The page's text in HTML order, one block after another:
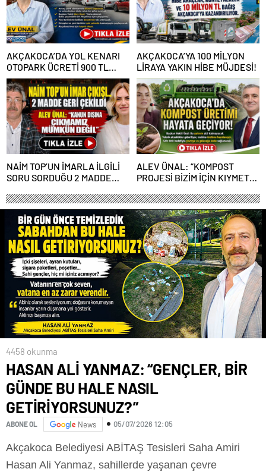
AKÇAKOCA’DA YOL KENARI
OTOPARK ÜCRETİ 900 TL
OLDU
AKÇAKOCA’YA 100 MİLYON
LİRAYA YAKIN HİBE MÜJDESİ!
NAİM TOP’UN İMARLA İLGİLİ
SORU SORDUĞU 2 MADDE
ALEV ÜNAL: “KOMPOST
PROJESİ BİZİM İÇİN KIYMETLİ,
4458 okunma
HASAN ALİ YANMAZ: “GENÇLER, BİR
GÜNDE BU HALE NASIL
GETİRİYORSUNUZ?”
ABONE OL News 05/07/2026 12:05
Akçakoca Belediyesi ABİTAŞ Tesisleri Saha Amiri
Hasan Ali Yanmaz, sahillerde yaşanan çevre